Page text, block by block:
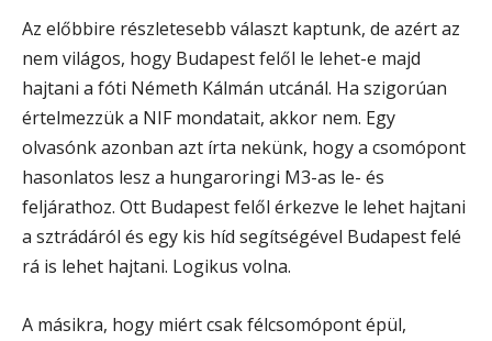
Az előbbire részletesebb választ kaptunk, de azért az
nem világos, hogy Budapest felől le lehet-e majd
hajtani a fóti Németh Kálmán utcánál. Ha szigorúan
értelmezzük a NIF mondatait, akkor nem. Egy
olvasónk azonban azt írta nekünk, hogy a csomópont
hasonlatos lesz a hungaroringi M3-as le- és
feljárathoz. Ott Budapest felől érkezve le lehet hajtani
a sztrádáról és egy kis híd segítségével Budapest felé
rá is lehet hajtani. Logikus volna.
A másikra, hogy miért csak félcsomópont épül,